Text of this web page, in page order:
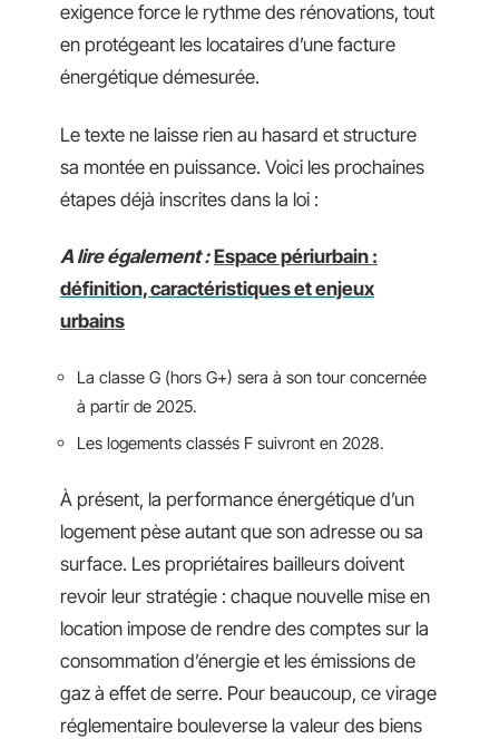
exigence force le rythme des rénovations, tout
en protégeant les locataires d’une facture
énergétique démesurée.
Le texte ne laisse rien au hasard et structure
sa montée en puissance. Voici les prochaines
étapes déjà inscrites dans la loi :
A lire également : Espace périurbain :
définition, caractéristiques et enjeux
urbains
La classe G (hors G+) sera à son tour concernée
à partir de 2025.
Les logements classés F suivront en 2028.
À présent, la performance énergétique d’un
logement pèse autant que son adresse ou sa
surface. Les propriétaires bailleurs doivent
revoir leur stratégie : chaque nouvelle mise en
location impose de rendre des comptes sur la
consommation d’énergie et les émissions de
gaz à effet de serre. Pour beaucoup, ce virage
réglementaire bouleverse la valeur des biens